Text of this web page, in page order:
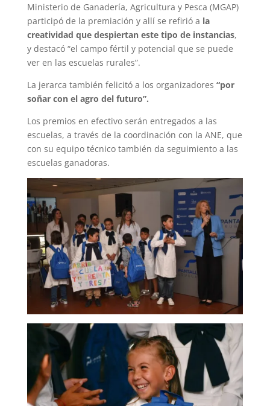
Ministerio de Ganadería, Agricultura y Pesca (MGAP)
participó de la premiación y allí se refirió a la
creatividad que despiertan este tipo de instancias,
y destacó “el campo fértil y potencial que se puede
ver en las escuelas rurales”.
La jerarca también felicitó a los organizadores “por
soñar con el agro del futuro”.
Los premios en efectivo serán entregados a las
escuelas, a través de la coordinación con la ANE, que
con su equipo técnico también da seguimiento a las
escuelas ganadoras.